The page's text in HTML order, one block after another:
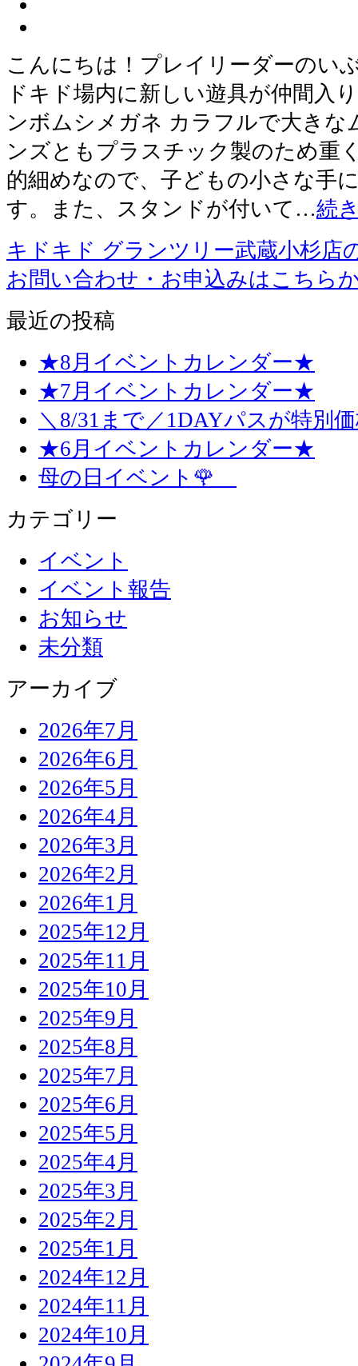
こんにちは！プレイリーダーのい
ドキド場内に新しい遊具が仲間入
ンボムシメガネ カラフルで大きな
ンズともプラスチック製のため重
的細めなので、子どもの小さな手
す。また、スタンドが付いて…続
キドキド グランツリー武蔵小杉店
お問い合わせ・お申込みはこちら
最近の投稿
★8月イベントカレンダー★
★7月イベントカレンダー★
＼8/31まで／1DAYパスが特別
★6月イベントカレンダー★
母の日イベント🌹
カテゴリー
イベント
イベント報告
お知らせ
未分類
アーカイブ
2026年7月
2026年6月
2026年5月
2026年4月
2026年3月
2026年2月
2026年1月
2025年12月
2025年11月
2025年10月
2025年9月
2025年8月
2025年7月
2025年6月
2025年5月
2025年4月
2025年3月
2025年2月
2025年1月
2024年12月
2024年11月
2024年10月